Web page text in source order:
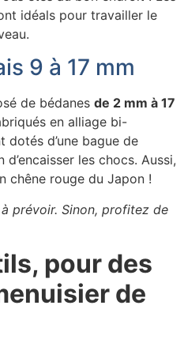
idéals pour travailler le
9 à 17 mm
de bédanes de 2 mm à 17
en alliage bi-
d’une bague de
les chocs. Aussi,
chêne rouge du Japon !
prévoir. Sinon, profitez de
pour des
de